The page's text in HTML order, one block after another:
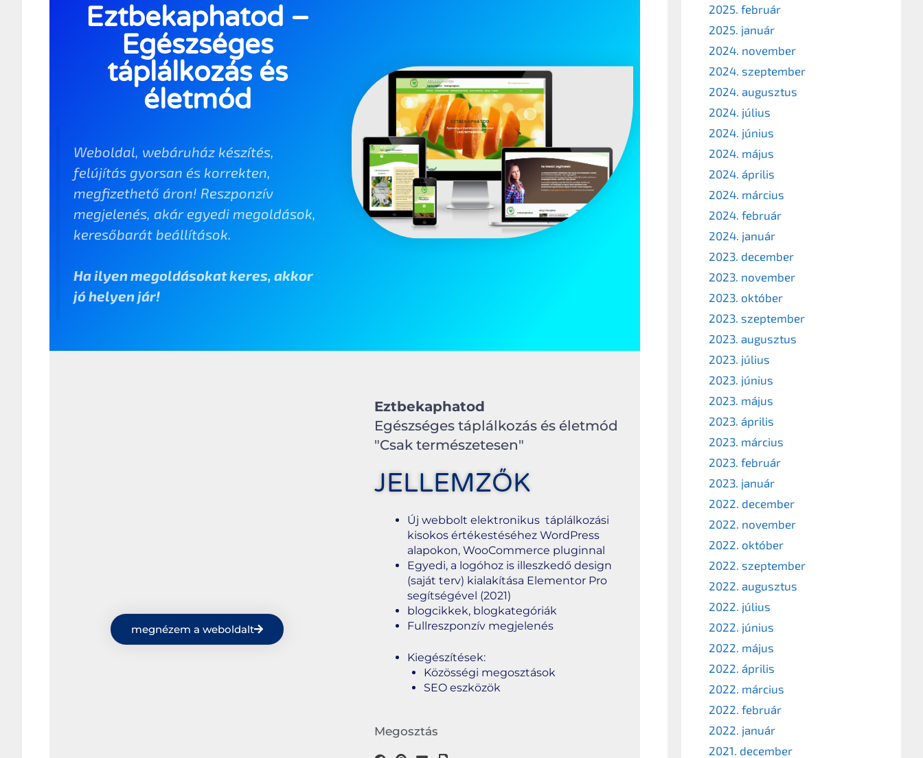
Eztbekaphatod –
Egészséges
táplálkozás és
életmód
Weboldal, webáruház készítés,
felújítás gyorsan és korrekten,
megfizethető áron! Reszponzív
megjelenés, akár egyedi megoldások,
keresőbarát beállítások.
Ha ilyen megoldásokat keres, akkor
jó helyen jár!
megnézem a weboldalt
Eztbekaphatod
Egészséges táplálkozás és életmód
"Csak természetesen"
JELLEMZŐK
Új webbolt elektronikus táplálkozási
kisokos értékestéséhez WordPress
alapokon, WooCommerce pluginnal
Egyedi, a logóhoz is illeszkedő design
(saját terv) kialakítása Elementor Pro
segítségével (2021)
blogcikkek, blogkategóriák
Fullreszponzív megjelenés
Kiegészítések:
Közösségi megosztások
SEO eszközök
Megosztás
2025. február
2025. január
2024. november
2024. szeptember
2024. augusztus
2024. július
2024. június
2024. május
2024. április
2024. március
2024. február
2024. január
2023. december
2023. november
2023. október
2023. szeptember
2023. augusztus
2023. július
2023. június
2023. május
2023. április
2023. március
2023. február
2023. január
2022. december
2022. november
2022. október
2022. szeptember
2022. augusztus
2022. július
2022. június
2022. május
2022. április
2022. március
2022. február
2022. január
2021. december